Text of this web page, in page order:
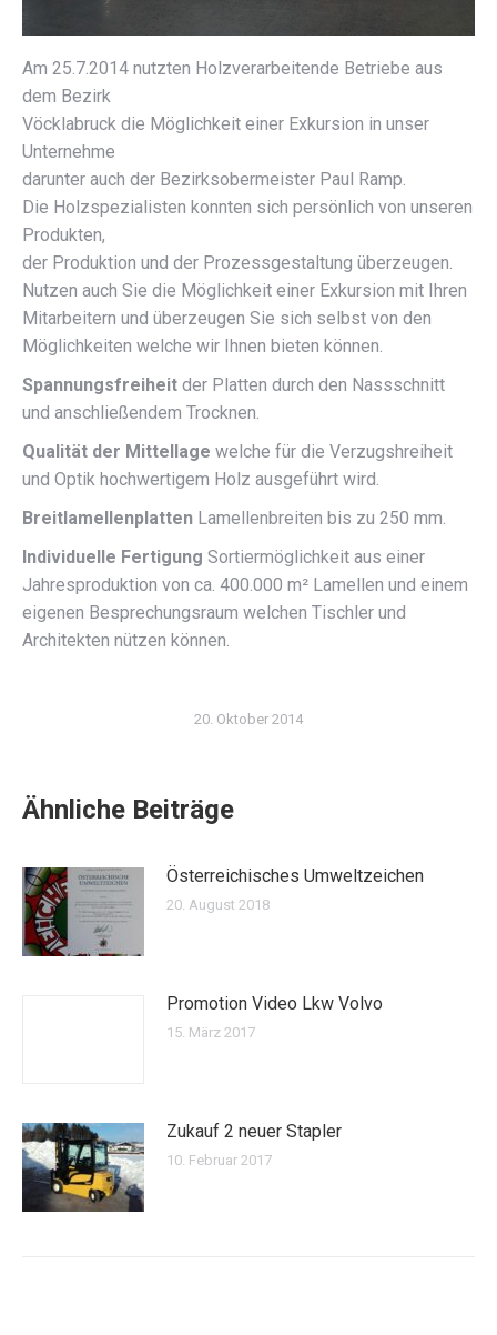
Am 25.7.2014 nutzten Holzverarbeitende Betriebe aus
dem Bezirk
Vöcklabruck die Möglichkeit einer Exkursion in unser
Unternehme
darunter auch der Bezirksobermeister Paul Ramp.
Die Holzspezialisten konnten sich persönlich von unseren
Produkten,
der Produktion und der Prozessgestaltung überzeugen.
Nutzen auch Sie die Möglichkeit einer Exkursion mit Ihren
Mitarbeitern und überzeugen Sie sich selbst von den
Möglichkeiten welche wir Ihnen bieten können.
Spannungsfreiheit der Platten durch den Nassschnitt
und anschließendem Trocknen.
Qualität der Mittellage welche für die Verzugshreiheit
und Optik hochwertigem Holz ausgeführt wird.
Breitlamellenplatten Lamellenbreiten bis zu 250 mm.
Individuelle Fertigung Sortiermöglichkeit aus einer
Jahresproduktion von ca. 400.000 m² Lamellen und einem
eigenen Besprechungsraum welchen Tischler und
Architekten nützen können.
20. Oktober 2014
Ähnliche Beiträge
Österreichisches Umweltzeichen
20. August 2018
Promotion Video Lkw Volvo
15. März 2017
Zukauf 2 neuer Stapler
10. Februar 2017